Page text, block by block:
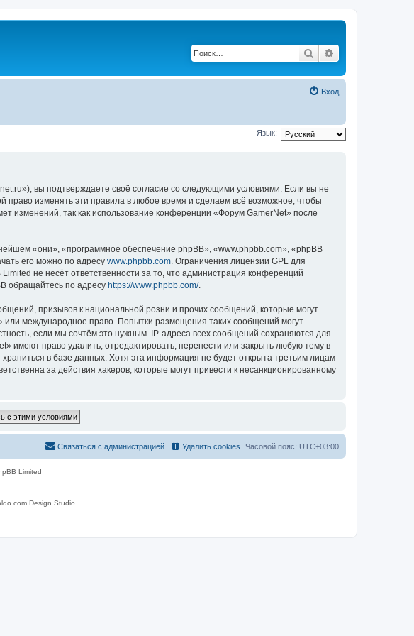
Поиск
Вход
Язык:
вы подтверждаете своё согласие со следующими условиями. Если вы не
изменять эти правила в любое время и сделаем всё возможное, чтобы
изменений, так как использование конференции «Форум GamerNet» после
«они», «программное обеспечение phpBB», «www.phpbb.com», «phpBB
его можно по адресу www.phpbb.com. Ограничения лицензии GPL для
не несёт ответственности за то, что администрация конференций
обращайтесь по адресу https://www.phpbb.com/.
призывов к национальной розни и прочих сообщений, которые могут
или международное право. Попытки размещения таких сообщений могут
если мы сочтём это нужным. IP-адреса всех сообщений сохраняются для
имеют право удалить, отредактировать, перенести или закрыть любую тему в
в базе данных. Хотя эта информация не будет открыта третьим лицам
за действия хакеров, которые могут привести к несанкционированному
Часовой пояс: UTC+03:00
Удалить cookies
Связаться с администрацией
Limited
Design Studio